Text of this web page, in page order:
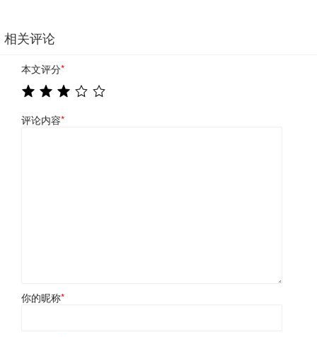
相关评论
本文评分*
评论内容*
你的昵称*